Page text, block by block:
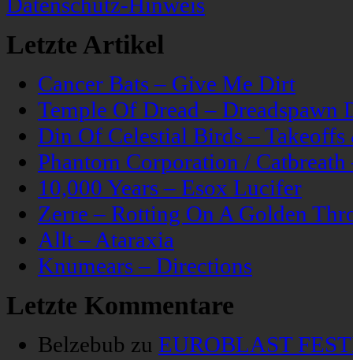
Letzte Artikel
Cancer Bats – Give Me Dirt
Temple Of Dread – Dreadspawn
Din Of Celestial Birds –
Phantom Corporation /
10,000 Years – Esox Lucifer
Zerre – Rotting On A Golden
Allt – Ataraxia
Knumears – Directions
Letzte Kommentare
Belzebub zu EUROBLAST